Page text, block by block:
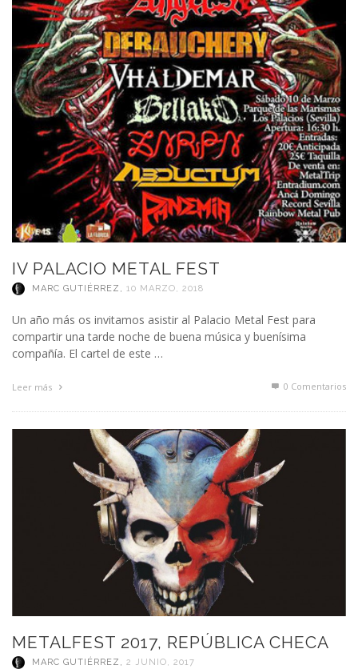
IV PALACIO METAL FEST
MARC GUTIÉRREZ , 10 MARZO, 2018
Un año más os invitamos asistir al Palacio Metal Fest para
compartir una tarde noche de buena música y buenísima
compañía. El cartel de este …
Leer más 0 Comentarios
METALFEST 2017, REPÚBLICA CHECA
MARC GUTIÉRREZ , 2 JUNIO, 2017